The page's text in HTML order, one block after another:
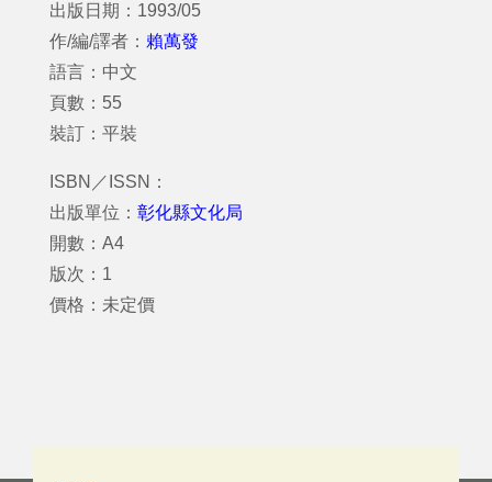
出版日期：1993/05
作/編/譯者： 賴萬發
語言：中文
頁數：55
裝訂：平裝
ISBN／ISSN：
出版單位： 彰化縣文化局
開數：A4
版次：1
價格：未定價